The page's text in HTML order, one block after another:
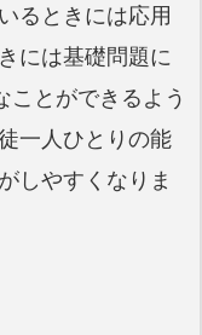
るときには応用
には基礎問題に
とができるよう
一人ひとりの能
しやすくなりま